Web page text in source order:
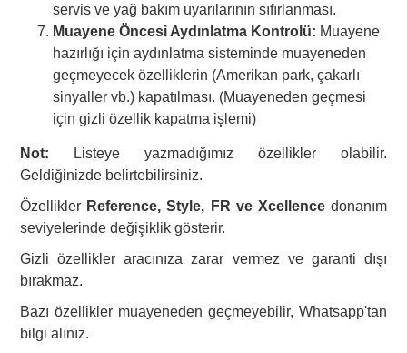
servis ve yağ bakım uyarılarının sıfırlanması.
Muayene Öncesi Aydınlatma Kontrolü: Muayene
hazırlığı için aydınlatma sisteminde muayeneden
geçmeyecek özelliklerin (Amerikan park, çakarlı
sinyaller vb.) kapatılması. (Muayeneden geçmesi
için gizli özellik kapatma işlemi)
Not: Listeye yazmadığımız özellikler olabilir.
Geldiğinizde belirtebilirsiniz.
Özellikler Reference, Style, FR ve Xcellencedonanım
seviyelerinde değişiklik gösterir.
Gizli özellikler aracınıza zarar vermez ve garanti dışı
bırakmaz.
Bazı özellikler muayeneden geçmeyebilir, Whatsapp'tan
bilgi alınız.